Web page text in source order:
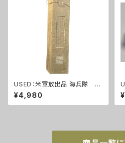
USED：米軍放出品 海兵隊
THERMAREST スリーピング
マット コヨーテ(A0233)
¥4,980